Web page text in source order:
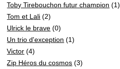
Toby Tirebouchon futur champion (1)
Tom et Lali (2)
Ulrick le brave (0)
Un trio d'exception (1)
Victor (4)
Zip Héros du cosmos (3)